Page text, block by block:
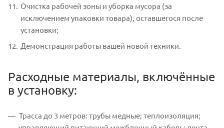
Очистка рабочей зоны и уборка мусора (за
исключением упаковки товара), оставшегося после
установки;
Демонстрация работы вашей новой техники.
Расходные материалы, включённые
в установку:
Трасса до 3 метров: трубы медные; теплоизоляция;